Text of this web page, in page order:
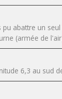
pu abattre un
(armée de
6,3 au sud